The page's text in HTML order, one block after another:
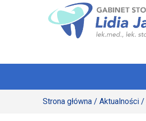
STRONA GŁÓWNA
GALERIAStrona główna / Aktualności /